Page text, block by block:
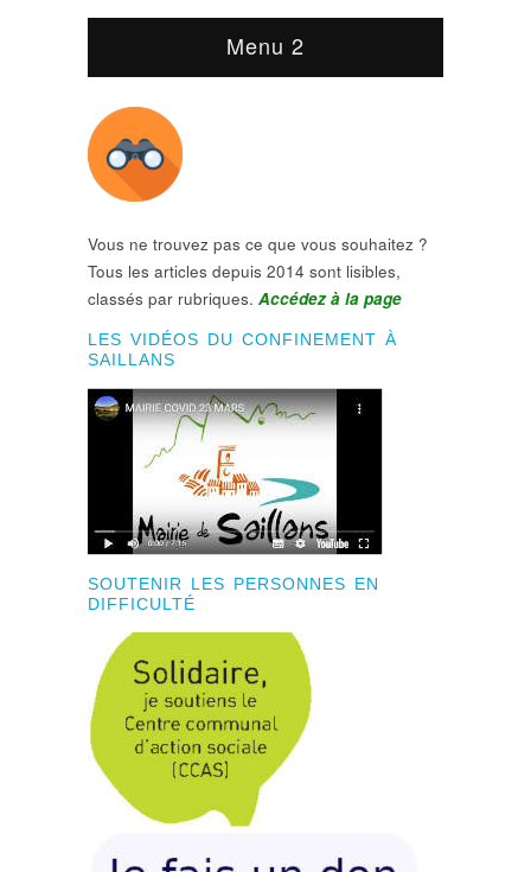
Menu 2
Vous ne trouvez pas ce que vous souhaitez ?
Tous les articles depuis 2014 sont lisibles,
classés par rubriques. Accédez à la page
LES VIDÉOS DU CONFINEMENT À
SAILLANS
SOUTENIR LES PERSONNES EN
DIFFICULTÉ